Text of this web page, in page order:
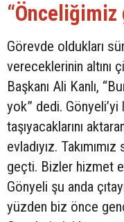
Görevde oldukları
vereceklerinin altını
Başkanı Ali Kanlı,
yok” dedi.
taşıyacaklarını
evladıyız.
geçti. Bizler hizmet
Gönyeli şu anda
yüzden biz önce